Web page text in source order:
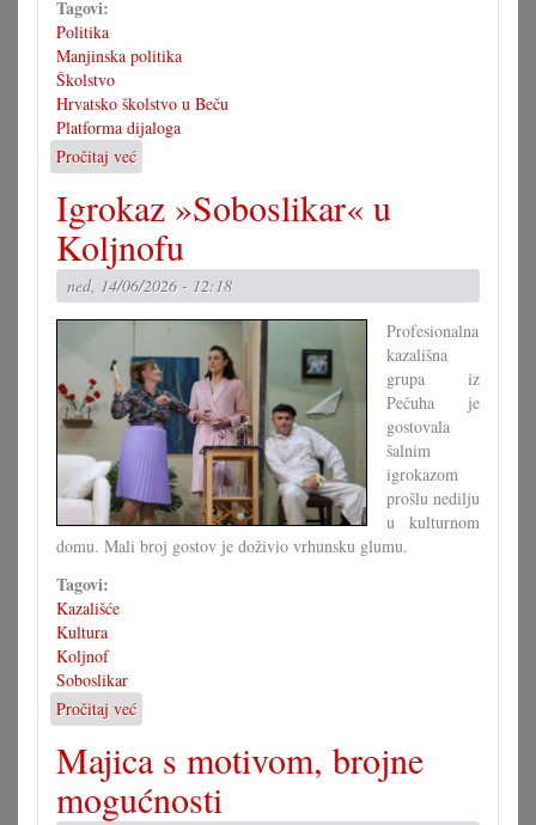
Tagovi:
Politika
Manjinska politika
Školstvo
Hrvatsko školstvo u Beču
Platforma dijaloga
Pročitaj već
Platforma
dijaloga
s
težišćem
na
školstvu
Igrokaz »Soboslikar« u
Koljnofu
ned, 14/06/2026 - 12:18
Profesionalna
kazališna
grupa iz
Pečuha je
gostovala
šalnim
igrokazom
prošlu nedilju
u kulturnom
domu. Mali broj gostov je doživio vrhunsku glumu.
Tagovi:
Kazališće
Kultura
Koljnof
Soboslikar
Pročitaj već
Igrokaz
»Soboslikar«
u
Koljnofu
Majica s motivom, brojne
mogućnosti